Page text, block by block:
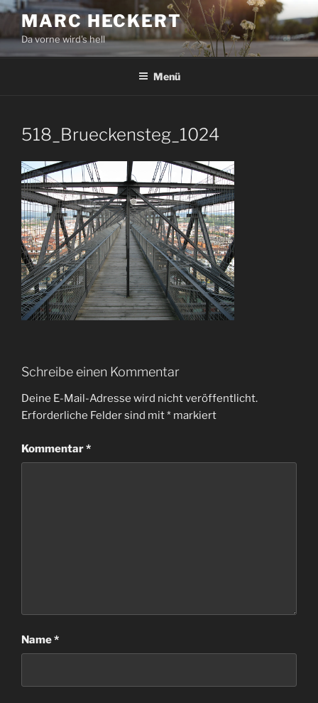
Zum
Inhalt
springen
MARC HECKERT
Da vorne wird's hell
Menü
518_Brueckensteg_1024
Schreibe einen Kommentar
Deine E-Mail-Adresse wird nicht veröffentlicht.
Erforderliche Felder sind mit* markiert
Kommentar*
Name*